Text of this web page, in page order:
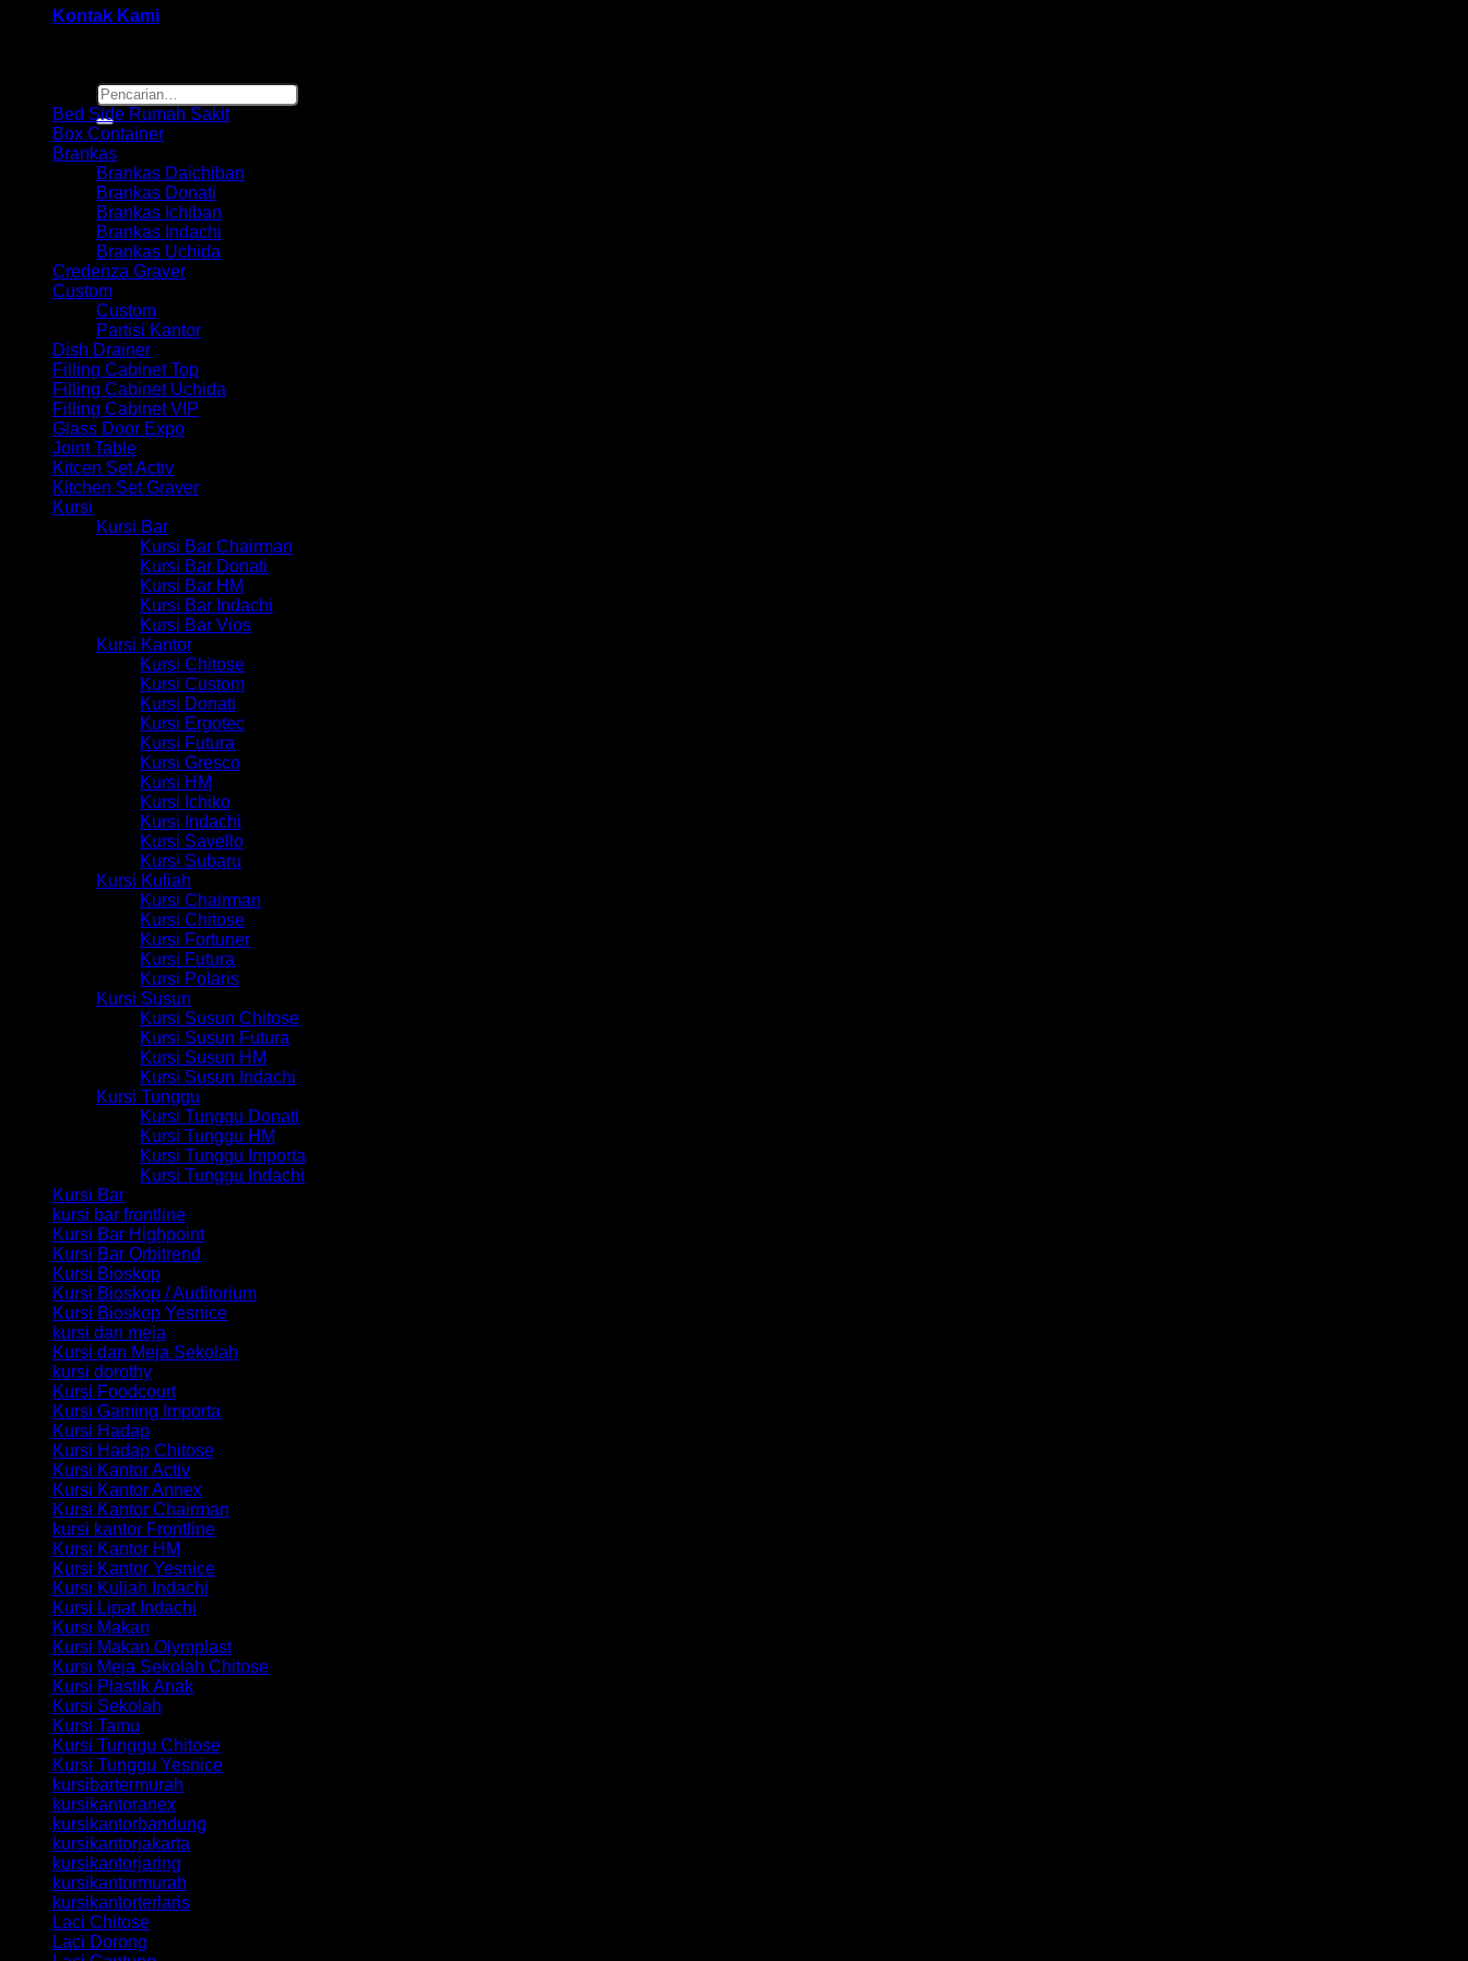
Kontak Kami
Pencarian
untuk:
Bed Side Rumah Sakit
Box Container
Brankas
Brankas Daichiban
Brankas Donati
Brankas Ichiban
Brankas Indachi
Brankas Uchida
Credenza Graver
Custom
Custom
Partisi Kantor
Dish Drainer
Filling Cabinet Top
Filling Cabinet Uchida
Filling Cabinet VIP
Glass Door Expo
Joint Table
Kitcen Set Activ
Kitchen Set Graver
Kursi
Kursi Bar
Kursi Bar Chairman
Kursi Bar Donati
Kursi Bar HM
Kursi Bar Indachi
Kursi Bar Vios
Kursi Kantor
Kursi Chitose
Kursi Custom
Kursi Donati
Kursi Ergotec
Kursi Futura
Kursi Gresco
Kursi HM
Kursi Ichiko
Kursi Indachi
Kursi Savello
Kursi Subaru
Kursi Kuliah
Kursi Chairman
Kursi Chitose
Kursi Fortuner
Kursi Futura
Kursi Polaris
Kursi Susun
Kursi Susun Chitose
Kursi Susun Futura
Kursi Susun HM
Kursi Susun Indachi
Kursi Tunggu
Kursi Tunggu Donati
Kursi Tunggu HM
Kursi Tunggu Importa
Kursi Tunggu Indachi
Kursi Bar
kursi bar frontline
Kursi Bar Highpoint
Kursi Bar Orbitrend
Kursi Bioskop
Kursi Bioskop / Auditorium
Kursi Bioskop Yesnice
kursi dan meja
Kursi dan Meja Sekolah
kursi dorothy
Kursi Foodcourt
Kursi Gaming Importa
Kursi Hadap
Kursi Hadap Chitose
Kursi Kantor Activ
Kursi Kantor Annex
Kursi Kantor Chairman
kursi kantor Frontline
Kursi Kantor HM
Kursi Kantor Yesnice
Kursi Kuliah Indachi
Kursi Lipat Indachi
Kursi Makan
Kursi Makan Olymplast
Kursi Meja Sekolah Chitose
Kursi Plastik Anak
Kursi Sekolah
Kursi Tamu
Kursi Tunggu Chitose
Kursi Tunggu Yesnice
kursibartermurah
kursikantoranex
kursikantorbandung
kursikantorjakarta
kursikantorjaring
kursikantormurah
kursikantorterlaris
Laci Chitose
Laci Dorong